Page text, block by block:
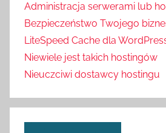
Administracja serwerami lub
Bezpieczeństwo Twojego
LiteSpeed Cache dla
Niewiele jest takich hostingów
Nieuczciwi dostawcy hostingu